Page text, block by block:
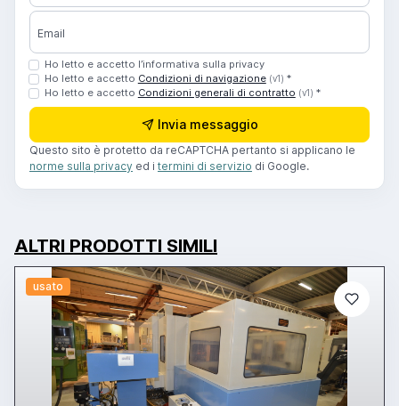
Email
Ho letto e accetto l’informativa sulla privacy
Ho letto e accetto Condizioni di navigazione (v1) *
Ho letto e accetto Condizioni generali di contratto (v1) *
Invia messaggio
Questo sito è protetto da reCAPTCHA pertanto si applicano le
norme sulla privacy ed i termini di servizio di Google.
ALTRI PRODOTTI SIMILI
usato